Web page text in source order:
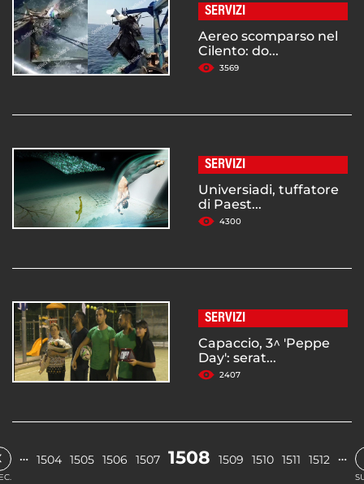
SERVIZI
Aereo scomparso nel
Cilento: do...
3569
SERVIZI
Universiadi, tuffatore
di Paest...
4300
SERVIZI
Capaccio, 3^ 'Peppe
Day': serat...
2407
… 1504 1505 1506 1507 1508 1509 1510 1511 1512 …